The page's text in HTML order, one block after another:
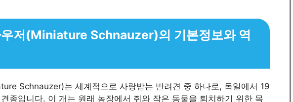
저(Miniature Schnauzer)의 기본정보와 역
Schnauzer)는 세계적으로 사랑받는 반려견 중 하나로, 독일에서 19
종입니다. 이 개는 원래 농장에서 쥐와 작은 동물을 퇴치하기 위한 목